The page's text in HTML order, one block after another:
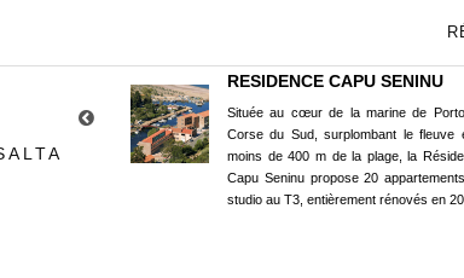
RESIDENCE CAPU SENINU
Située au cœur de la marine de
Corse du Sud, surplombant le fleuve
moins de 400 m de la plage, la
Capu Seninu propose 20
studio au T3, entièrement rénovés en